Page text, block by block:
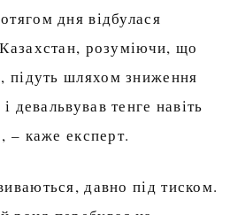
дня відбулася
розуміючи, що
підуть шляхом зниження
девальвував тенге навіть
– каже експерт.
давно під тиском.